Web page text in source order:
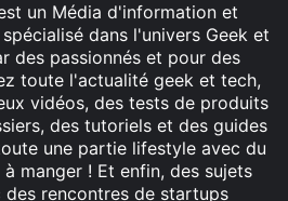
un Média d'information et
dans l'univers Geek et
des passionnés et pour des
toute l'actualité geek et tech,
vidéos, des tests de produits
des tutoriels et des guides
une partie lifestyle avec du
manger ! Et enfin, des sujets
des rencontres de startups